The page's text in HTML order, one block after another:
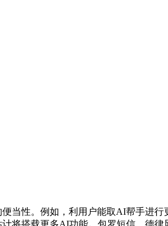
性。例如，利用户能取AI帮手进行
将搭载更多AI功能。包罗短信、德